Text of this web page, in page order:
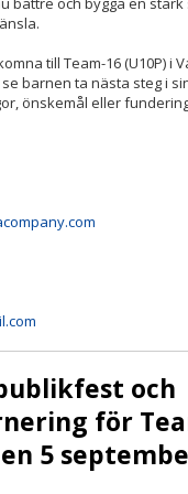
till Team-16 (U10P) i
barnen ta nästa steg i
önskemål eller
och
för
5